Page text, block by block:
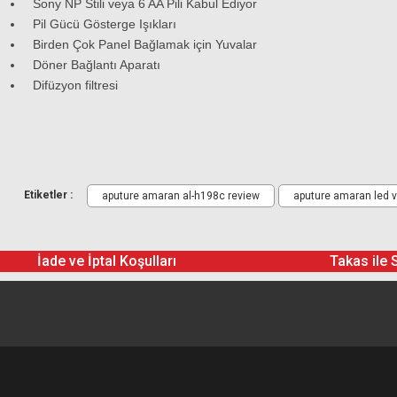
Sony NP Stili veya 6 AA Pili Kabul Ediyor
Pil Gücü Gösterge Işıkları
Birden Çok Panel Bağlamak için Yuvalar
Döner Bağlantı Aparatı
Difüzyon filtresi
Aputure Amaran AL-H198C On-Camera LED Light
Extension Attachment
Etiketler : aputure amaran al-h198c review aputure amaran led
İade ve İptal Koşulları Takas ile